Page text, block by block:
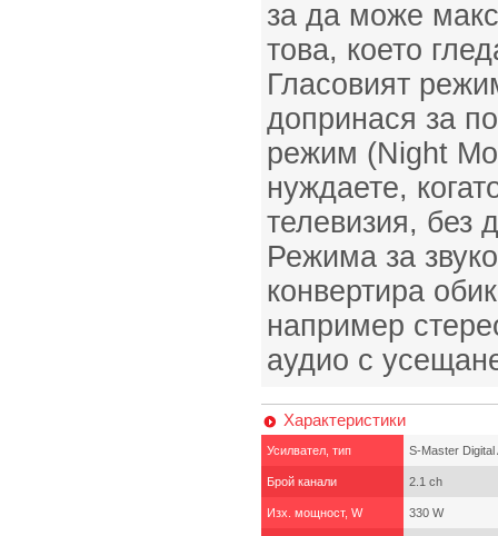
за да може
това, което
Гласовият
допринася за
режим (Night
нуждаете,
телевизия, без
Режима за
конвертира
например
аудио с
Характеристики
Усилвател, тип S-Master Digital
Брой канали 2.1 ch
Изх. мощност, W 330 W